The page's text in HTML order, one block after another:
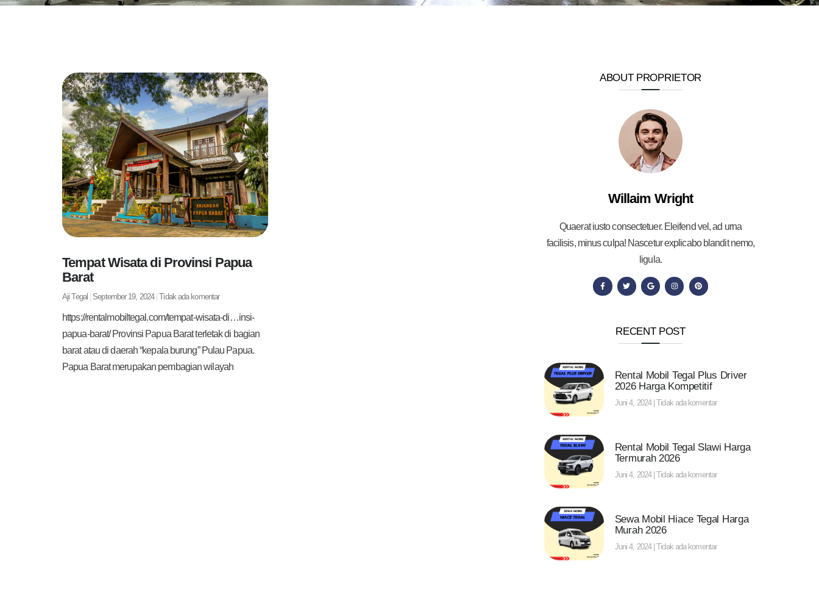
Tempat Wisata di Provinsi Papua
Barat
Aji Tegal September 19, 2024 Tidak ada komentar
https://rentalmobiltegal.com/tempat-wisata-di…insi-
papua-barat/ Provinsi Papua Barat terletak di bagian
barat atau di daerah “kepala burung” Pulau Papua.
Papua Barat merupakan pembagian wilayah
ABOUT PROPRIETOR
Willaim Wright
Quaerat iusto consectetuer. Eleifend vel, ad urna
facilisis, minus culpa! Nascetur explicabo blandit nemo,
ligula.
RECENT POST
Rental Mobil Tegal Plus Driver
2026 Harga Kompetitif
Juni 4, 2024 Tidak ada komentar
Rental Mobil Tegal Slawi Harga
Termurah 2026
Juni 4, 2024 Tidak ada komentar
Sewa Mobil Hiace Tegal Harga
Murah 2026
Juni 4, 2024 Tidak ada komentar